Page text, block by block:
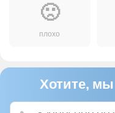
🙁
плохо
Хотите,